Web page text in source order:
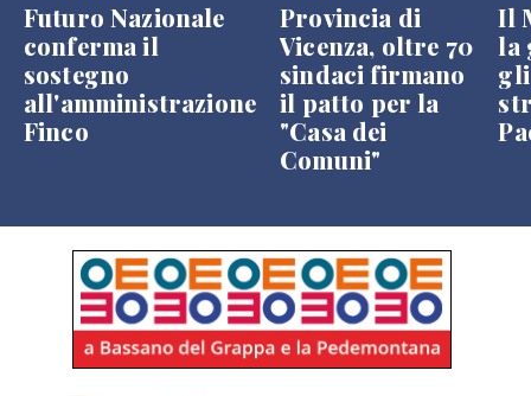
Futuro Nazionale
conferma il
sostegno
all'amministrazione
Finco
Provincia di
Vicenza, oltre 70
sindaci firmano
il patto per la
"Casa dei
Comuni"
Il
la